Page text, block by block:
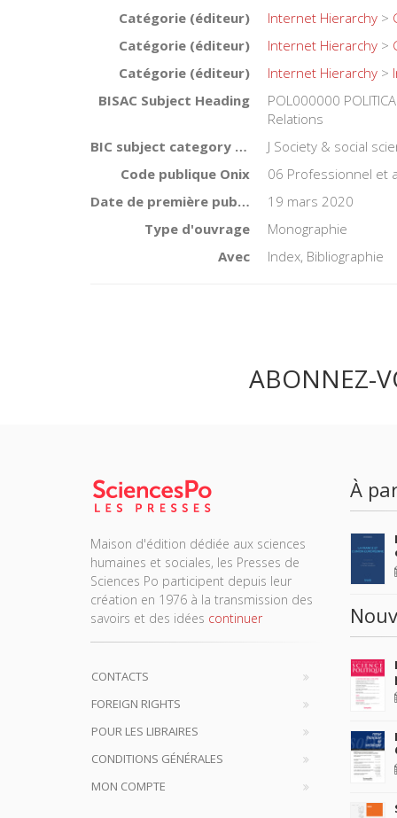
Catégorie (éditeur)
Internet Hierarchy >
Catégorie (éditeur)
Internet Hierarchy >
Catégorie (éditeur)
Internet Hierarchy >
BISAC Subject Heading
POL000000
Relations
BIC subject category (UK)
J Society & social
Code publique Onix
06 Professionnel et
Date de première publication du titre
19 mars 2020
Type d'ouvrage
Monographie
Avec
Index, Bibliographie
ABONNEZ-
Maison d'édition dédiée aux sciences
humaines et sociales, les Presses de
Sciences Po participent depuis leur
création en 1976 à la transmission des
savoirs et des idées continuer
CONTACTS
FOREIGN RIGHTS
POUR LES LIBRAIRES
CONDITIONS GÉNÉRALES
MON COMPTE
À